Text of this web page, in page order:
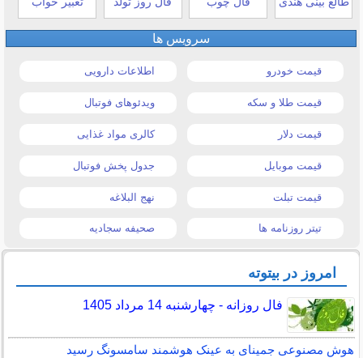
سرویس ها
قیمت خودرو اطلاعات دارویی
قیمت طلا و سکه ویدئوهای فوتبال
قیمت دلار کالری مواد غذایی
قیمت موبایل جدول پخش فوتبال
قیمت تبلت نهج البلاغه
تیتر روزنامه ها صحیفه سجادیه
امروز در بیتوته
فال روزانه - چهارشنبه 14 مرداد 1405
هوش مصنوعی جمینای به عینک هوشمند سامسونگ رسید